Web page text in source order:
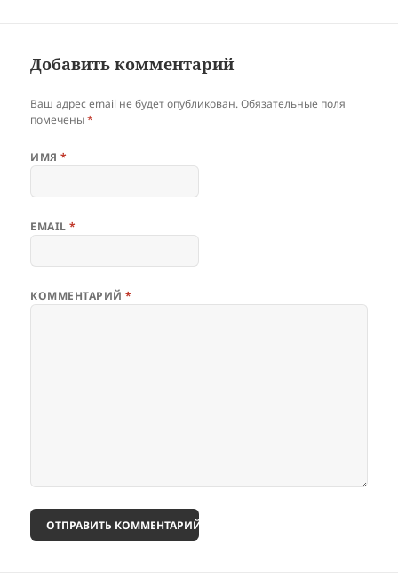
Добавить комментарий
Ваш адрес email не будет опубликован. Обязательные поля
помечены*
ИМЯ*
EMAIL*
КОММЕНТАРИЙ*